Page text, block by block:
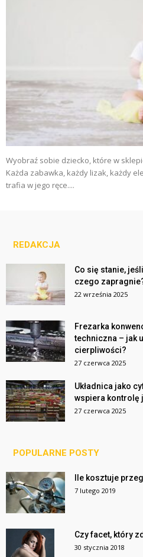
Wyobraź sobie dziecko, które w
Każda zabawka, każdy lizak, każdy
trafia w jego ręce....
REDAKCJA
Co się stanie,
czego
22 września 2025
Frezarka
techniczna – jak
cierpliwości?
27 czerwca 2025
Układnica jako
wspiera kontrolę
27 czerwca 2025
POPULARNE POSTY
Ile kosztuje
7 lutego 2019
Czy facet, który
30 stycznia 2018